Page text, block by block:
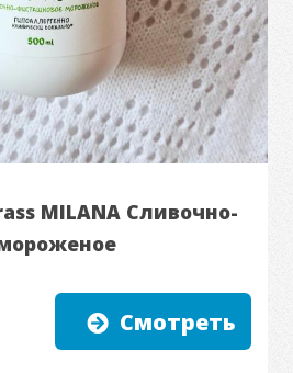
MILANA Сливочно-
Смотреть